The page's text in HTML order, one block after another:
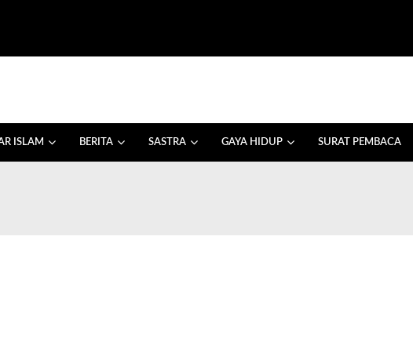
ISLAM BERITA SASTRA GAYA HIDUP SURAT PEMBACA